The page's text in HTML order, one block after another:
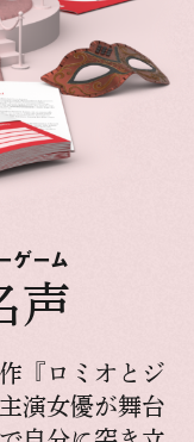
ゲーム
声
『ロミオとジ
演女優が舞台